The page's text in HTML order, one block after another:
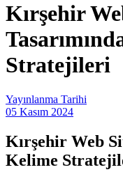
Kırşehir
Stratejileri
Yayınlanma Tarihi
05 Kasım 2024
Kırşehir Web
Kelime